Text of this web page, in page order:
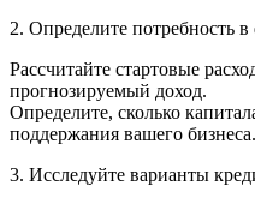
2. Определите потребность
Рассчитайте стартовые
прогнозируемый доход.
Определите, сколько
поддержания вашего бизнеса.
3. Исследуйте варианты